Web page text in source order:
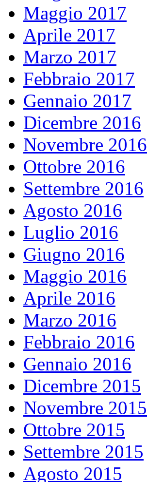
Maggio 2017
Aprile 2017
Marzo 2017
Febbraio 2017
Gennaio 2017
Dicembre 2016
Novembre 2016
Ottobre 2016
Settembre 2016
Agosto 2016
Luglio 2016
Giugno 2016
Maggio 2016
Aprile 2016
Marzo 2016
Febbraio 2016
Gennaio 2016
Dicembre 2015
Novembre 2015
Ottobre 2015
Settembre 2015
Agosto 2015